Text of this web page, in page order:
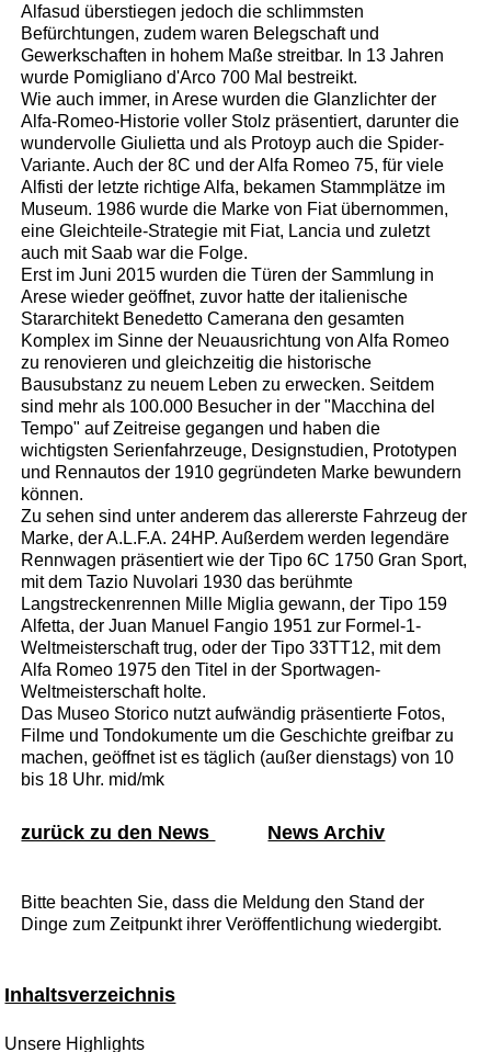
Alfasud überstiegen jedoch die schlimmsten
Befürchtungen, zudem waren Belegschaft und
Gewerkschaften in hohem Maße streitbar. In 13 Jahren
wurde Pomigliano d'Arco 700 Mal bestreikt.
Wie auch immer, in Arese wurden die Glanzlichter der
Alfa-Romeo-Historie voller Stolz präsentiert, darunter die
wundervolle Giulietta und als Protoyp auch die Spider-
Variante. Auch der 8C und der Alfa Romeo 75, für viele
Alfisti der letzte richtige Alfa, bekamen Stammplätze im
Museum. 1986 wurde die Marke von Fiat übernommen,
eine Gleichteile-Strategie mit Fiat, Lancia und zuletzt
auch mit Saab war die Folge.
Erst im Juni 2015 wurden die Türen der Sammlung in
Arese wieder geöffnet, zuvor hatte der italienische
Stararchitekt Benedetto Camerana den gesamten
Komplex im Sinne der Neuausrichtung von Alfa Romeo
zu renovieren und gleichzeitig die historische
Bausubstanz zu neuem Leben zu erwecken. Seitdem
sind mehr als 100.000 Besucher in der "Macchina del
Tempo" auf Zeitreise gegangen und haben die
wichtigsten Serienfahrzeuge, Designstudien, Prototypen
und Rennautos der 1910 gegründeten Marke bewundern
können.
Zu sehen sind unter anderem das allererste Fahrzeug der
Marke, der A.L.F.A. 24HP. Außerdem werden legendäre
Rennwagen präsentiert wie der Tipo 6C 1750 Gran Sport,
mit dem Tazio Nuvolari 1930 das berühmte
Langstreckenrennen Mille Miglia gewann, der Tipo 159
Alfetta, der Juan Manuel Fangio 1951 zur Formel-1-
Weltmeisterschaft trug, oder der Tipo 33TT12, mit dem
Alfa Romeo 1975 den Titel in der Sportwagen-
Weltmeisterschaft holte.
Das Museo Storico nutzt aufwändig präsentierte Fotos,
Filme und Tondokumente um die Geschichte greifbar zu
machen, geöffnet ist es täglich (außer dienstags) von 10
bis 18 Uhr. mid/mk
zurück zu den News News Archiv
Bitte beachten Sie, dass die Meldung den Stand der
Dinge zum Zeitpunkt ihrer Veröffentlichung wiedergibt.
Inhaltsverzeichnis
Unsere Highlights